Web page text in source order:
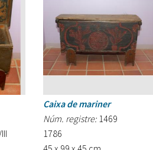
Caixa de mariner
Núm. registre: 1469
1786